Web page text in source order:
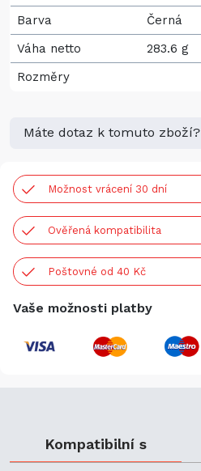
Barva
Černá
Váha netto
283.6 g
Rozměry
Máte dotaz k tomuto zboží?
Možnost vrácení 30 dní
Ověřená kompatibilita
Poštovné od 40 Kč
Vaše možnosti platby
Kompatibilní s